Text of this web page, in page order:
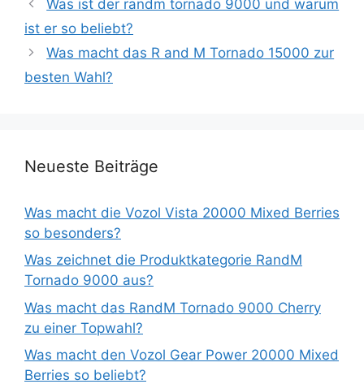
Was ist der randm tornado 9000 und warum
ist er so beliebt?
Was macht das R and M Tornado 15000 zur
besten Wahl?
Neueste Beiträge
Was macht die Vozol Vista 20000 Mixed Berries
so besonders?
Was zeichnet die Produktkategorie RandM
Tornado 9000 aus?
Was macht das RandM Tornado 9000 Cherry
zu einer Topwahl?
Was macht den Vozol Gear Power 20000 Mixed
Berries so beliebt?